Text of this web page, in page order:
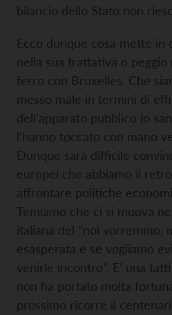
bilancio dello Stato non
Ecco dunque cosa mette in
nella sua trattativa o
ferro con Bruxelles. Che
messo male in termini di
dell’apparato pubblico lo
l’hanno toccato con mano
Dunque sarà difficile
europei che abbiamo il
affrontare politiche
Temiamo che ci si muova
italiana del “noi vorremmo,
esasperata e se vogliamo
venirle incontro”. E’ una
non ha portato molta
prossimo ricorre il